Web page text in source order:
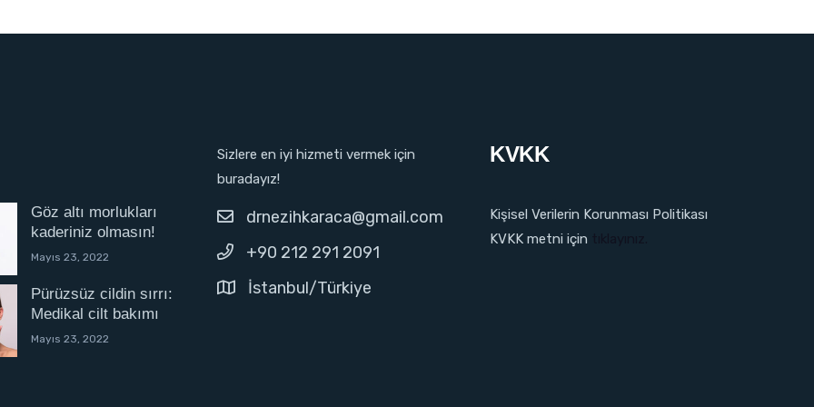
Göz altı morlukları
kaderiniz olmasın!
Mayıs 23, 2022
Pürüzsüz cildin sırrı:
Medikal cilt bakımı
Mayıs 23, 2022
Sizlere en iyi hizmeti vermek için
buradayız!
drnezihkaraca@gmail.com
+90 212 291 2091
İstanbul/Türkiye
KVKK
Kişisel Verilerin Korunması Politikası
KVKK metni için